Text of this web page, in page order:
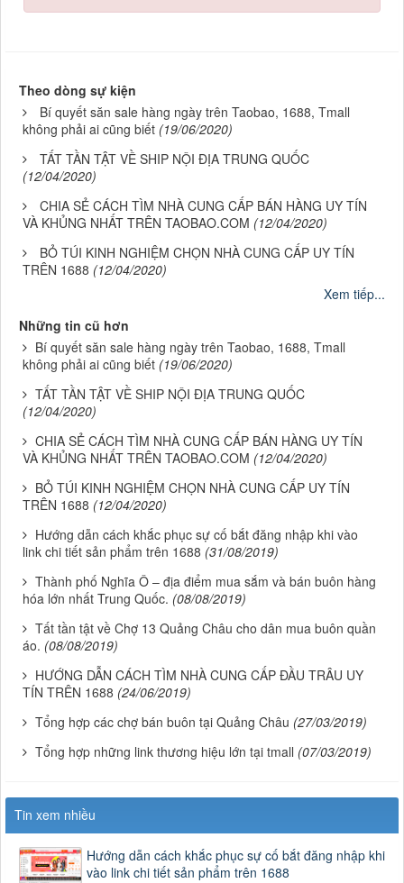
Theo dòng sự kiện
Bí quyết săn sale hàng ngày trên Taobao, 1688, Tmall
không phải ai cũng biết (19/06/2020)
TẤT TẦN TẬT VỀ SHIP NỘI ĐỊA TRUNG QUỐC
(12/04/2020)
CHIA SẺ CÁCH TÌM NHÀ CUNG CẤP BÁN HÀNG UY TÍN
VÀ KHỦNG NHẤT TRÊN TAOBAO.COM (12/04/2020)
BỎ TÚI KINH NGHIỆM CHỌN NHÀ CUNG CẤP UY TÍN
TRÊN 1688 (12/04/2020)
Xem tiếp...
Những tin cũ hơn
Bí quyết săn sale hàng ngày trên Taobao, 1688, Tmall
không phải ai cũng biết (19/06/2020)
TẤT TẦN TẬT VỀ SHIP NỘI ĐỊA TRUNG QUỐC
(12/04/2020)
CHIA SẺ CÁCH TÌM NHÀ CUNG CẤP BÁN HÀNG UY TÍN
VÀ KHỦNG NHẤT TRÊN TAOBAO.COM (12/04/2020)
BỎ TÚI KINH NGHIỆM CHỌN NHÀ CUNG CẤP UY TÍN
TRÊN 1688 (12/04/2020)
Hướng dẫn cách khắc phục sự cố bắt đăng nhập khi vào
link chi tiết sản phẩm trên 1688 (31/08/2019)
Thành phố Nghĩa Ô – địa điểm mua sắm và bán buôn hàng
hóa lớn nhất Trung Quốc. (08/08/2019)
Tất tần tật về Chợ 13 Quảng Châu cho dân mua buôn quần
áo. (08/08/2019)
HƯỚNG DẪN CÁCH TÌM NHÀ CUNG CẤP ĐẦU TRÂU UY
TÍN TRÊN 1688 (24/06/2019)
Tổng hợp các chợ bán buôn tại Quảng Châu (27/03/2019)
Tổng hợp những link thương hiệu lớn tại tmall (07/03/2019)
Tin xem nhiều
Hướng dẫn cách khắc phục sự cố bắt đăng nhập khi
vào link chi tiết sản phẩm trên 1688